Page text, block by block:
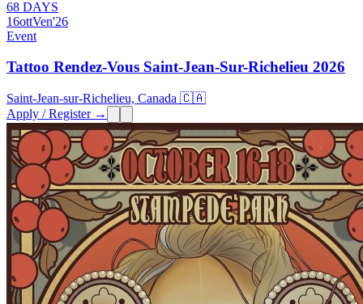
68 DAYS
16ottVen'26
Event
Tattoo Rendez-Vous Saint-Jean-Sur-Richelieu 2026
Saint-Jean-sur-Richelieu, Canada 🇨🇦
Apply / Register →